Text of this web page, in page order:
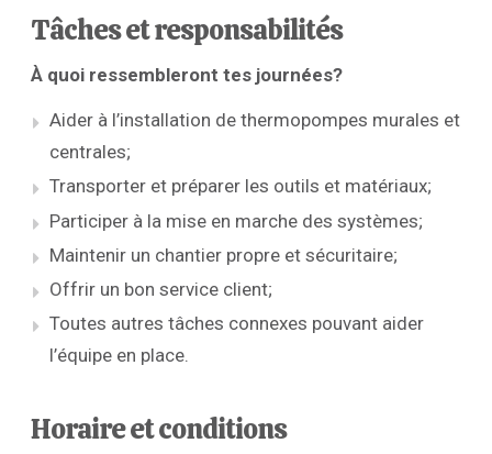
Tâches et responsabilités
À quoi ressembleront tes journées?
Aider à l’installation de thermopompes murales et
centrales;
Transporter et préparer les outils et matériaux;
Participer à la mise en marche des systèmes;
Maintenir un chantier propre et sécuritaire;
Offrir un bon service client;
Toutes autres tâches connexes pouvant aider
l’équipe en place.
Horaire et conditions